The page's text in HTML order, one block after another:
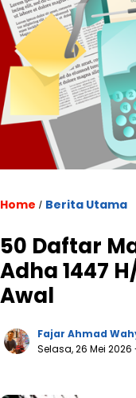
Home / Berita Utama
50 Daftar
Adha 1447
Awal
Fajar Ahmad
Selasa, 26 Mei 2026